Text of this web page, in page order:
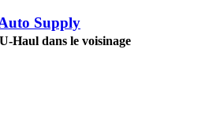
Supply
Haul dans le voisinage